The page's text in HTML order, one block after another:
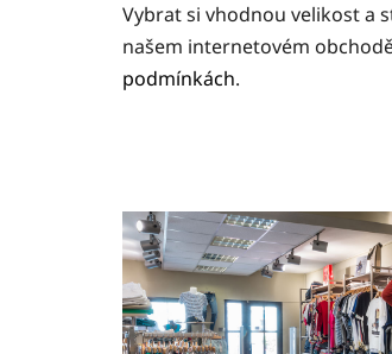
Vybrat si vhodnou velikost a
našem internetovém
podmínkách.